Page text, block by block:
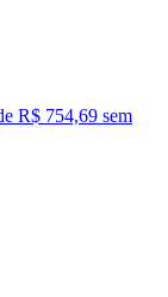
R$ 754,69 sem